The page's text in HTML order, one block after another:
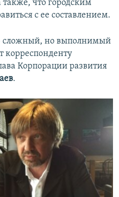
также, что городским
с ее составлением.
сложный, но выполнимый
корреспонденту
Корпорации развития
.